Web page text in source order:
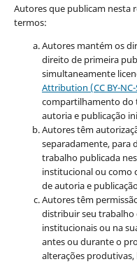
Autores que publicam nesta
termos:
Autores mantém os
direito de primeira
simultaneamente
Attribution (CC BY-NC-
compartilhamento do
autoria e publicação
Autores têm
separadamente, para
trabalho publicada
institucional ou como
de autoria e
Autores têm
distribuir seu
institucionais ou na
antes ou durante o
alterações